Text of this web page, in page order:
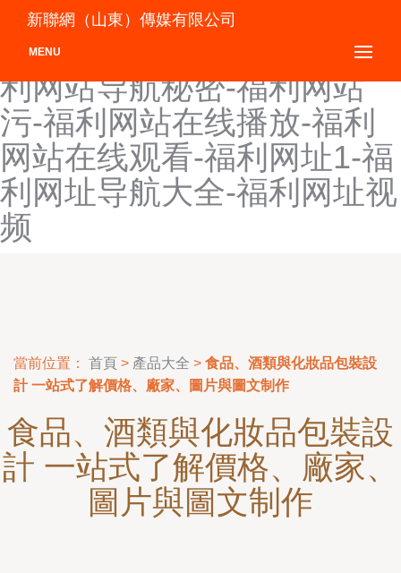
福利网站导航-福利网站导航
大全-福利网站导航黄色-福
利网站导航秘密-福利网站
污-福利网站在线播放-福利
网站在线观看-福利网址1-福
利网址导航大全-福利网址视
频
新聯網（山東）傳媒有限公司
MENU
當前位置： 首頁 > 產品大全 > 食品、酒類與化妝品包裝設
計 一站式了解價格、廠家、圖片與圖文制作
食品、酒類與化妝品包裝設
計 一站式了解價格、廠家、
圖片與圖文制作